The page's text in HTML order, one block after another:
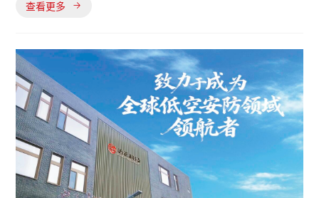
的技术实力与强劲的市场表现，成功通过层层遴选，
誉，不仅是对历正科技技术实力与行业地位的权威认
可，更是对历正科技坚持
查看更多